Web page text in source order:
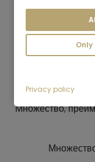
Множество,
Privacy policy